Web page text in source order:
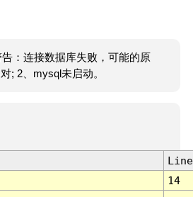
：连接数据库失败，可能的原
; 2、mysql未启动。
Line
14